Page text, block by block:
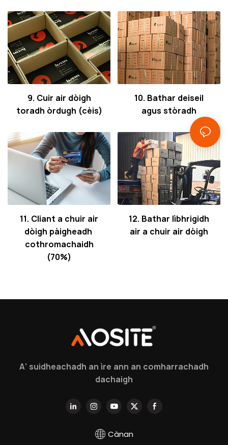
9. Cuir air dòigh
toradh òrdugh (cèis)
10. Bathar deiseil
agus stòradh
11. Cliant a chuir air
dòigh pàigheadh ​​​​
cothromachaidh
(70%)
12. Bathar lìbhrigidh
air a chuir air dòigh
A’ suidheachadh an ìre ann an comharrachadh
dachaigh
Cànan